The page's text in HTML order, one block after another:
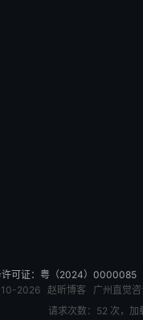
可证：粤（2024）0000085
2026 赵昕博客 广州直觉
请求次数：52 次，